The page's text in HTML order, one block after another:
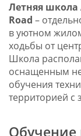
Летняя школа
Road –
в уютном
ходьбы от
Школа
оснащенным
обучения
территорией с
Обучение